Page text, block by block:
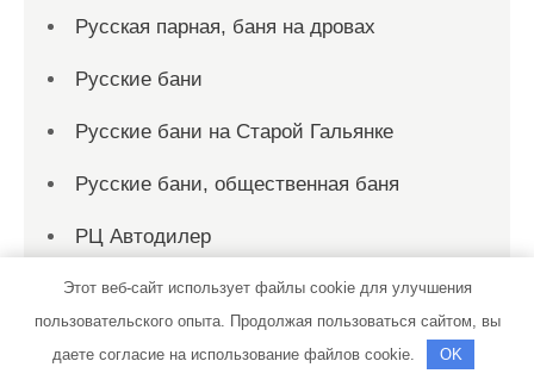
Русская парная, баня на дровах
Русские бани
Русские бани на Старой Гальянке
Русские бани, общественная баня
РЦ Автодилер
С легким паром, сауна
Этот веб-сайт использует файлы cookie для улучшения
пользовательского опыта. Продолжая пользоваться сайтом, вы
даете согласие на использование файлов cookie.
OK